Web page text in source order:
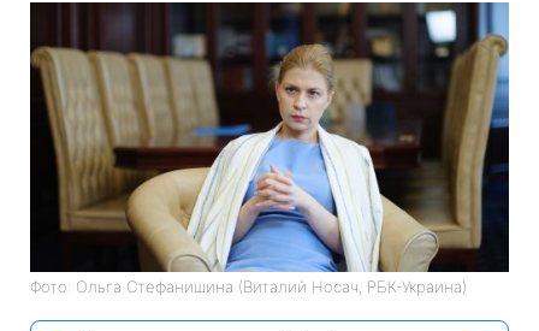
Фото: Ольга Стефанишина (Виталий Носач, РБК-Украина)